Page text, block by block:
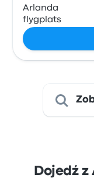
Arlanda
flygplats
Dojedź